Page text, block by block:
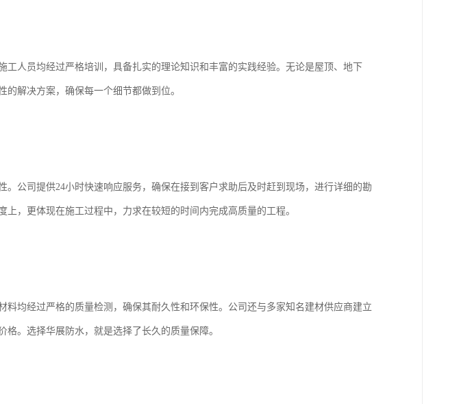
工人员均经过严格培训，具备扎实的理论知识和丰富的实践经验。无论是屋顶、地下
解决方案，确保每一个细节都做到位。
。公司提供24小时快速响应服务，确保在接到客户求助后及时赶到现场，进行详细的勘
，更体现在施工过程中，力求在较短的时间内完成高质量的工程。
料均经过严格的质量检测，确保其耐久性和环保性。公司还与多家知名建材供应商建立
格。选择华展防水，就是选择了长久的质量保障。